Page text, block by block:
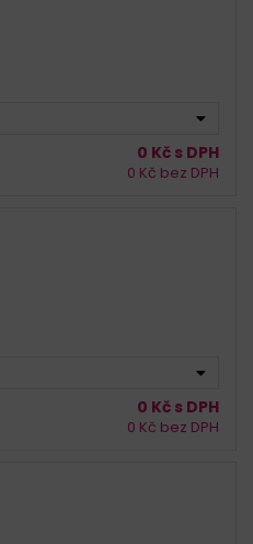
0 Kč s DPH
0 Kč bez DPH
0 Kč s DPH
0 Kč bez DPH